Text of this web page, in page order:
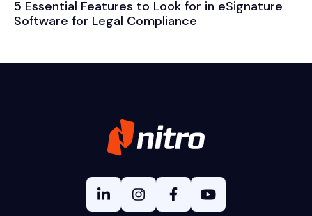
5 Essential Features to Look for in eSignature
Software for Legal Compliance